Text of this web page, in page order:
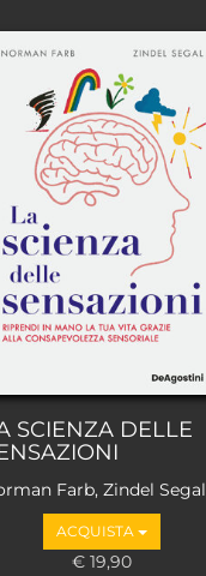
SCIENZA DELLE
Farb, Zindel Segal
ACQUISTA
€ 19,90